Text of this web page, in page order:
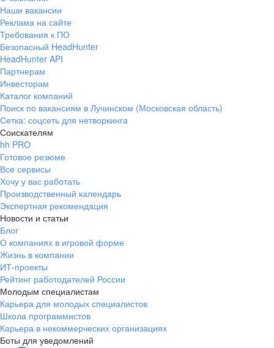
Наши вакансии
Реклама на сайте
Требования к ПО
Безопасный HeadHunter
HeadHunter API
Партнерам
Инвесторам
Каталог компаний
Поиск по вакансиям в Лучинском (Московская область)
Сетка: соцсеть для нетворкинга
Соискателям
hh PRO
Готовое резюме
Все сервисы
Хочу у вас работать
Производственный календарь
Экспертная рекомендация
Новости и статьи
Блог
О компаниях в игровой форме
Жизнь в компании
ИТ-проекты
Рейтинг работодателей России
Молодым специалистам
Карьера для молодых специалистов
Школа программистов
Карьера в некоммерческих организациях
Боты для уведомлений